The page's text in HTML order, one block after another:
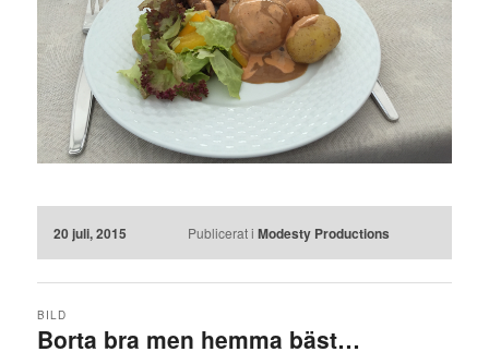
20 juli, 2015 Publicerat i Modesty Productions
Borta bra men hemma bäst…
BILD